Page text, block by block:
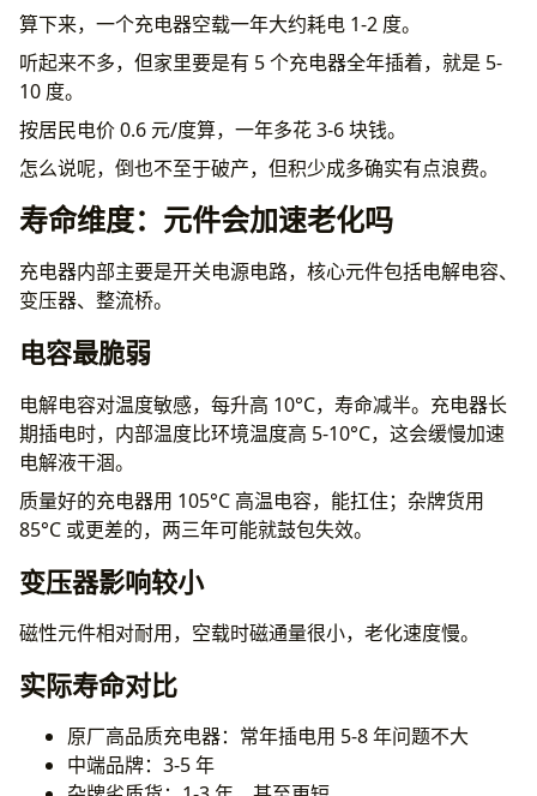
算下来，一个充电器空载一年大约耗电 1-2 度。
听起来不多，但家里要是有 5 个充电器全年插着，就是 5-
10 度。
按居民电价 0.6 元/度算，一年多花 3-6 块钱。
怎么说呢，倒也不至于破产，但积少成多确实有点浪费。
寿命维度：元件会加速老化吗
充电器内部主要是开关电源电路，核心元件包括电解电容、
变压器、整流桥。
电容最脆弱
电解电容对温度敏感，每升高 10°C，寿命减半。充电器长
期插电时，内部温度比环境温度高 5-10°C，这会缓慢加速
电解液干涸。
质量好的充电器用 105°C 高温电容，能扛住；杂牌货用
85°C 或更差的，两三年可能就鼓包失效。
变压器影响较小
磁性元件相对耐用，空载时磁通量很小，老化速度慢。
实际寿命对比
原厂高品质充电器：常年插电用 5-8 年问题不大
中端品牌：3-5 年